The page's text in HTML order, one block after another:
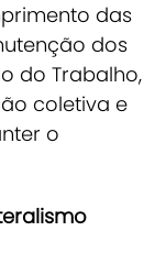
das
dos
do Trabalho,
coletiva e
o